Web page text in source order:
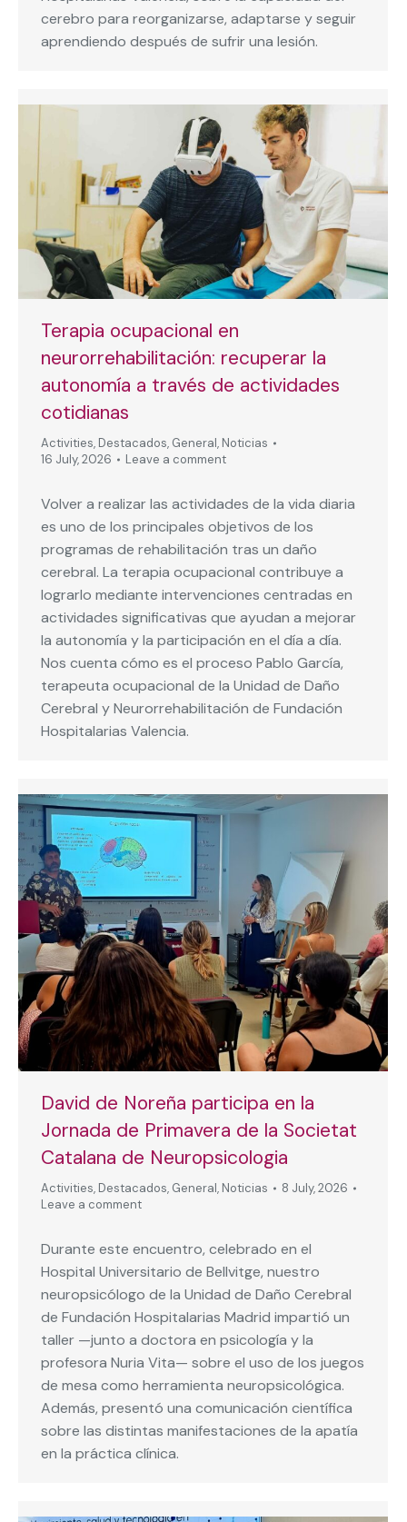
cerebro para reorganizarse, adaptarse y seguir
aprendiendo después de sufrir una lesión.
Terapia ocupacional en
neurorrehabilitación: recuperar la
autonomía a través de actividades
cotidianas
Activities, Destacados, General, Noticias
16 July, 2026
Leave a comment
Volver a realizar las actividades de la vida diaria
es uno de los principales objetivos de los
programas de rehabilitación tras un daño
cerebral. La terapia ocupacional contribuye a
lograrlo mediante intervenciones centradas en
actividades significativas que ayudan a mejorar
la autonomía y la participación en el día a día.
Nos cuenta cómo es el proceso Pablo García,
terapeuta ocupacional de la Unidad de Daño
Cerebral y Neurorrehabilitación de Fundación
Hospitalarias Valencia.
David de Noreña participa en la
Jornada de Primavera de la Societat
Catalana de Neuropsicologia
Activities, Destacados, General, Noticias
8 July, 2026
Leave a comment
Durante este encuentro, celebrado en el
Hospital Universitario de Bellvitge, nuestro
neuropsicólogo de la Unidad de Daño Cerebral
de Fundación Hospitalarias Madrid impartió un
taller —junto a doctora en psicología y la
profesora Nuria Vita— sobre el uso de los juegos
de mesa como herramienta neuropsicológica.
Además, presentó una comunicación científica
sobre las distintas manifestaciones de la apatía
en la práctica clínica.